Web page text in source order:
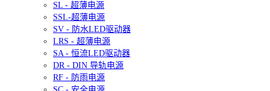
SL - 超薄电源
SSL-超薄电源
SV - 防水LED驱动器
LRS - 超薄电源
SA - 恒流LED驱动器
DR - DIN 导轨电源
RF - 防雨电源